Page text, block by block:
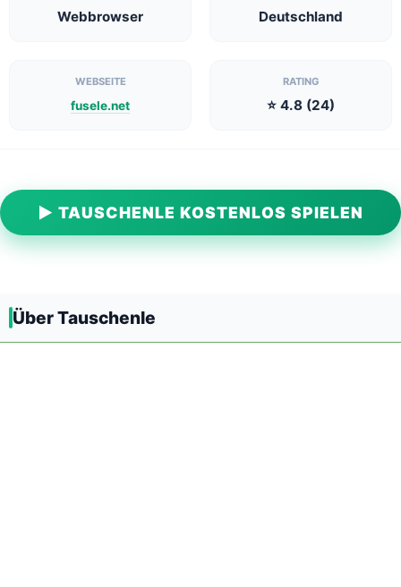
Webbrowser Deutschland
WEBSEITE
fusele.net
RATING
⭐ 4.8 (24)
▶ TAUSCHENLE KOSTENLOS SPIELEN
Über Tauschenle